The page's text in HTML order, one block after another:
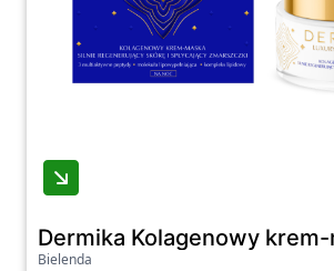
Dermika Kolagenowy krem-
Bielenda